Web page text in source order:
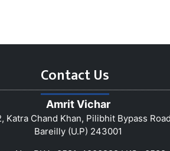
Contact Us
Amrit Vichar
Katra Chand Khan, Pilibhit Bypass Road
Bareilly (U.P) 243001